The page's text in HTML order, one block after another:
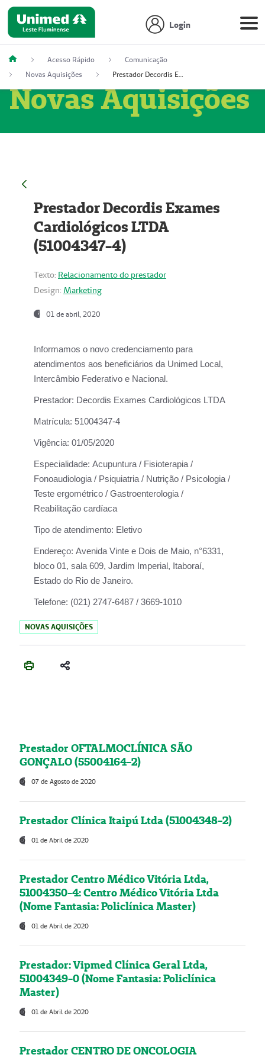
Login
Acesso Rápido
Comunicação
Novas Aquisições
Prestador Decordis Exames Cardiológicos LTDA (51004347-4)
Novas Aquisições
Prestador Decordis Exames
Cardiológicos LTDA
(51004347-4)
Texto: Relacionamento do prestador
Design: Marketing
01 de abril, 2020
Informamos o novo credenciamento para
atendimentos aos beneficiários da Unimed Local,
Intercâmbio Federativo e Nacional.
Prestador: Decordis Exames Cardiológicos LTDA
Matrícula: 51004347-4
Vigência: 01/05/2020
Especialidade: Acupuntura / Fisioterapia /
Fonoaudiologia / Psiquiatria / Nutrição / Psicologia /
Teste ergométrico / Gastroenterologia /
Reabilitação cardíaca
Tipo de atendimento: Eletivo
Endereço: Avenida Vinte e Dois de Maio, n°6331,
bloco 01, sala 609, Jardim Imperial, Itaboraí,
Estado do Rio de Janeiro.
Telefone: (021) 2747-6487 / 3669-1010
NOVAS AQUISIÇÕES
Prestador OFTALMOCLÍNICA SÃO
GONÇALO (55004164-2)
07 de Agosto de 2020
Prestador Clínica Itaipú Ltda (51004348-2)
01 de Abril de 2020
Prestador Centro Médico Vitória Ltda,
51004350-4: Centro Médico Vitória Ltda
(Nome Fantasia: Policlínica Master)
01 de Abril de 2020
Prestador: Vipmed Clínica Geral Ltda,
51004349-0 (Nome Fantasia: Policlínica
Master)
01 de Abril de 2020
Prestador CENTRO DE ONCOLOGIA